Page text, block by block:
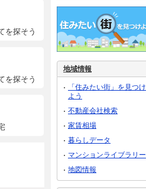
を探そう
を探そう
地域情報
「住みたい街」を見つけ
よう
不動産会社検索
家賃相場
暮らしデータ
マンションライブラリー
地図情報